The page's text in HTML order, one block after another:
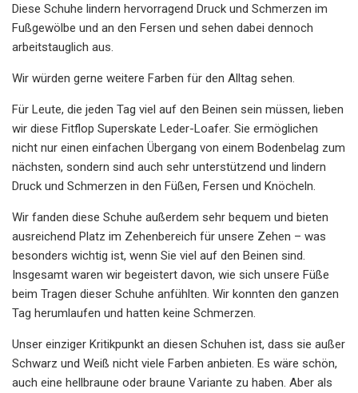
Diese Schuhe lindern hervorragend Druck und Schmerzen im
Fußgewölbe und an den Fersen und sehen dabei dennoch
arbeitstauglich aus.
Wir würden gerne weitere Farben für den Alltag sehen.
Für Leute, die jeden Tag viel auf den Beinen sein müssen, lieben
wir diese Fitflop Superskate Leder-Loafer. Sie ermöglichen
nicht nur einen einfachen Übergang von einem Bodenbelag zum
nächsten, sondern sind auch sehr unterstützend und lindern
Druck und Schmerzen in den Füßen, Fersen und Knöcheln.
Wir fanden diese Schuhe außerdem sehr bequem und bieten
ausreichend Platz im Zehenbereich für unsere Zehen – was
besonders wichtig ist, wenn Sie viel auf den Beinen sind.
Insgesamt waren wir begeistert davon, wie sich unsere Füße
beim Tragen dieser Schuhe anfühlten. Wir konnten den ganzen
Tag herumlaufen und hatten keine Schmerzen.
Unser einziger Kritikpunkt an diesen Schuhen ist, dass sie außer
Schwarz und Weiß nicht viele Farben anbieten. Es wäre schön,
auch eine hellbraune oder braune Variante zu haben. Aber als